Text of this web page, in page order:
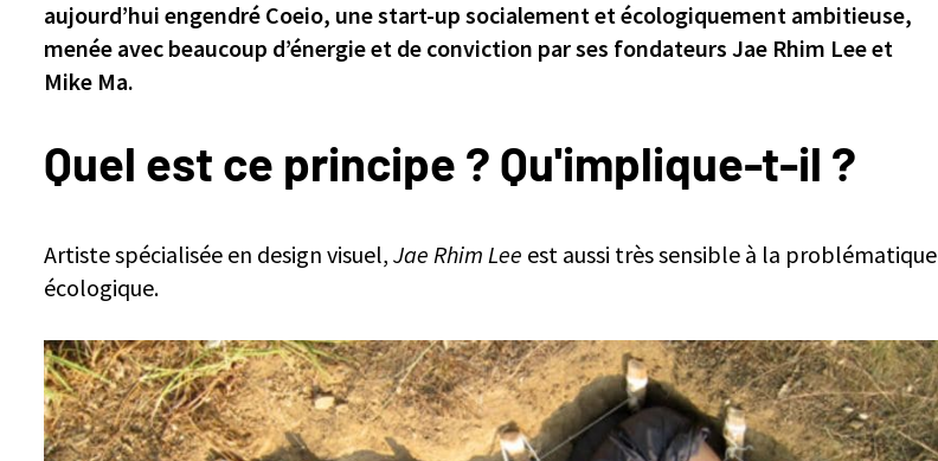
aujourd’hui engendré Coeio, une start-up socialement et écologiquement ambitieuse,
menée avec beaucoup d’énergie et de conviction par ses fondateurs Jae Rhim Lee et
Mike Ma.
Quel est ce principe ? Qu'implique-t-il ?
Artiste spécialisée en design visuel, Jae Rhim Lee est aussi très sensible à la problématique
écologique.